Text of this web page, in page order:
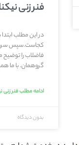
فنر زنی
در این مطلب
کجاست.سپس
فاضلاب را
گروهمان. با ما
ادامه مطلب فنر زنی
بدون دیدگاه